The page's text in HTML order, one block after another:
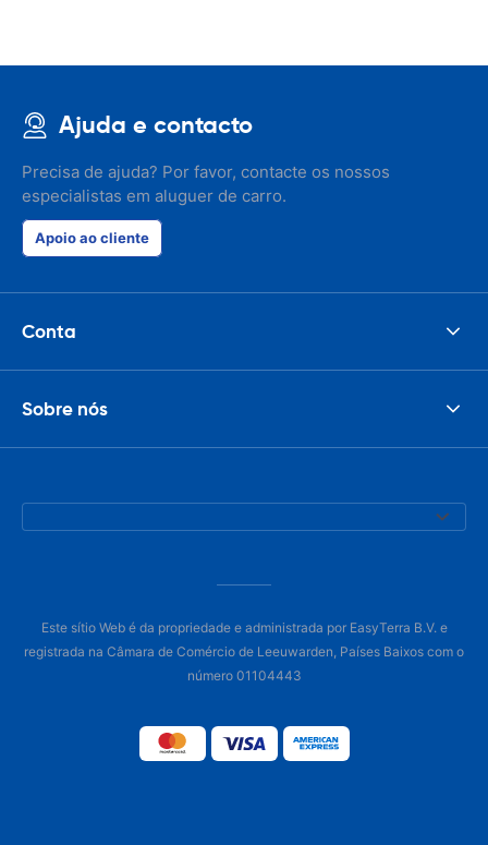
Ajuda e contacto
Precisa de ajuda? Por favor, contacte os nossos
especialistas em aluguer de carro.
Apoio ao cliente
Conta
Sobre nós
Este sítio Web é da propriedade e administrada por EasyTerra B.V. e
registrada na Câmara de Comércio de Leeuwarden, Países Baixos com o
número 01104443